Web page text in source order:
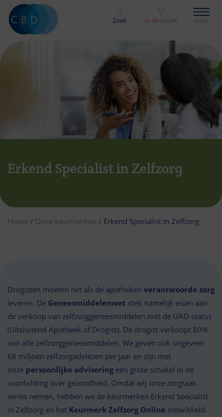
Zoek In de buurt
Erkend Specialist in Zelfzorg
Home / Onze keurmerken / Erkend Specialist in Zelfzorg
Drogisten moeten net als de apotheken verantwoorde zorg
leveren. De Geneesmiddelenwet stelt namelijk eisen aan
de verkoop van zelfzorggeneesmiddelen met de UAD-status
(Uitsluitend Apotheek of Drogist). De drogist verkoopt 80%
van alle zelfzorggeneesmiddelen. We geven ook ongeveer
68 miljoen zelfzorgadviezen per jaar en zijn met
onze persoonlijke advisering een grote schakel in de
voorlichting over gezondheid. Omdat wij onze zorgtaak
series nemen, hebben we de keurmerken Erkend Specialist
in Zelfzorg en het Keurmerk Zelfzorg Online ontwikkeld.